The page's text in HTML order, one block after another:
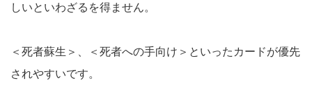
しいといわざるを得ません。
＜死者蘇生＞、＜死者への手向け＞といったカードが優先
されやすいです。